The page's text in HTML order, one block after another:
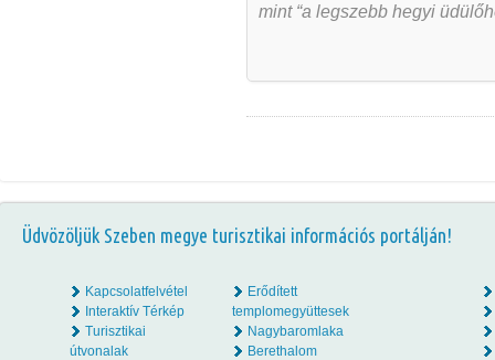
mint “a legszebb hegyi
Üdvözöljük Szeben megye turisztikai információs portálján!
Kapcsolatfelvétel
Interaktív Térkép
Turisztikai
útvonalak
Erődített
templomegyüttesek
Nagybaromlaka
Berethalom